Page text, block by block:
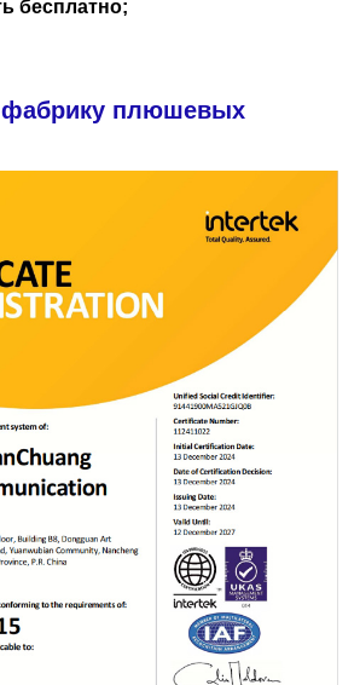
бесплатно;
фабрику плюшевых